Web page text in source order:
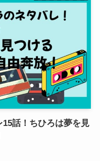
15話！ちひろは夢を見